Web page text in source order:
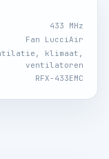
433 MHz
Fan LucciAir
klimaat,
ventilatoren
RFX-433EMC